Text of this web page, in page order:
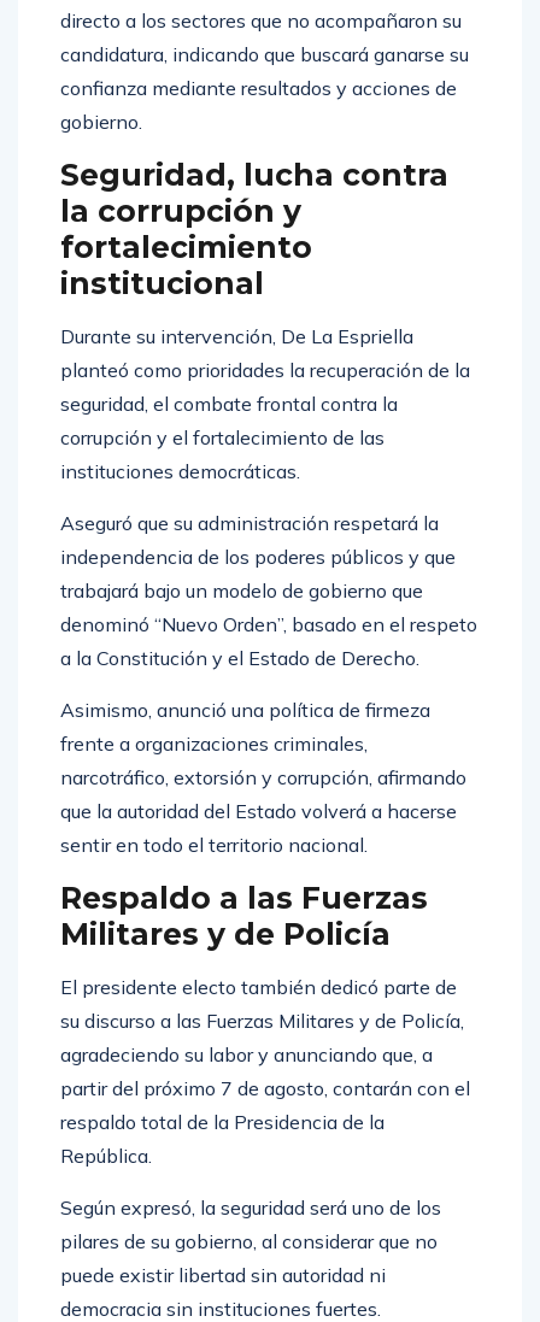
directo a los sectores que no acompañaron su
candidatura, indicando que buscará ganarse su
confianza mediante resultados y acciones de
gobierno.
Seguridad, lucha contra
la corrupción y
fortalecimiento
institucional
Durante su intervención, De La Espriella
planteó como prioridades la recuperación de la
seguridad, el combate frontal contra la
corrupción y el fortalecimiento de las
instituciones democráticas.
Aseguró que su administración respetará la
independencia de los poderes públicos y que
trabajará bajo un modelo de gobierno que
denominó “Nuevo Orden”, basado en el respeto
a la Constitución y el Estado de Derecho.
Asimismo, anunció una política de firmeza
frente a organizaciones criminales,
narcotráfico, extorsión y corrupción, afirmando
que la autoridad del Estado volverá a hacerse
sentir en todo el territorio nacional.
Respaldo a las Fuerzas
Militares y de Policía
El presidente electo también dedicó parte de
su discurso a las Fuerzas Militares y de Policía,
agradeciendo su labor y anunciando que, a
partir del próximo 7 de agosto, contarán con el
respaldo total de la Presidencia de la
República.
Según expresó, la seguridad será uno de los
pilares de su gobierno, al considerar que no
puede existir libertad sin autoridad ni
democracia sin instituciones fuertes.